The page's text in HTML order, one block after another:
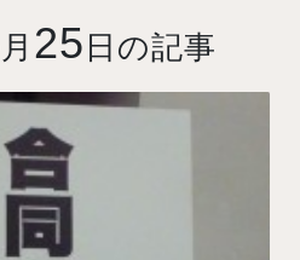
月 25 日の記事